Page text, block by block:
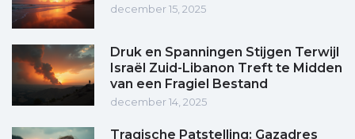
december 15, 2025
Druk en Spanningen Stijgen Terwijl
Israël Zuid-Libanon Treft te Midden
van een Fragiel Bestand
december 14, 2025
Tragische Patstelling: Gazadres